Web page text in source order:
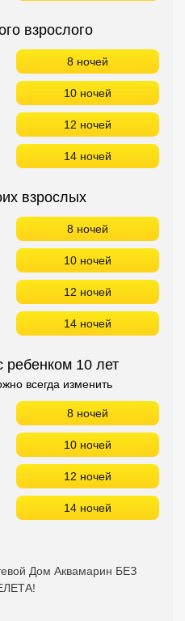
взрослого
8 ночей
10 ночей
12 ночей
14 ночей
взрослых
8 ночей
10 ночей
12 ночей
14 ночей
10 лет
всегда изменить
8 ночей
10 ночей
12 ночей
14 ночей
Дом Аквамарин БЕЗ